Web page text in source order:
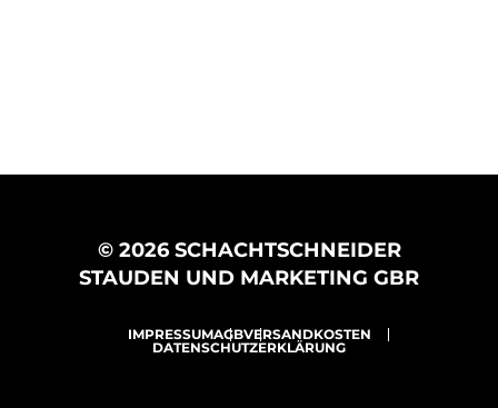
© 2026 SCHACHTSCHNEIDER
STAUDEN UND MARKETING GBR
IMPRESSUMAGBVERSANDKOSTEN
DATENSCHUTZERKLÄRUNG